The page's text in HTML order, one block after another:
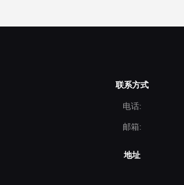
联系方式
电话:
邮箱:
地址